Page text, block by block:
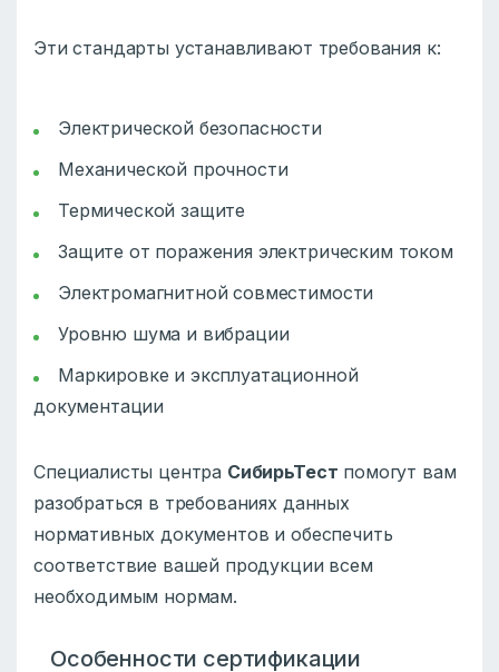
Эти стандарты устанавливают требования к:
Электрической безопасности
Механической прочности
Термической защите
Защите от поражения электрическим током
Электромагнитной совместимости
Уровню шума и вибрации
Маркировке и эксплуатационной
документации
Специалисты центра СибирьТест помогут вам
разобраться в требованиях данных
нормативных документов и обеспечить
соответствие вашей продукции всем
необходимым нормам.
Особенности сертификации